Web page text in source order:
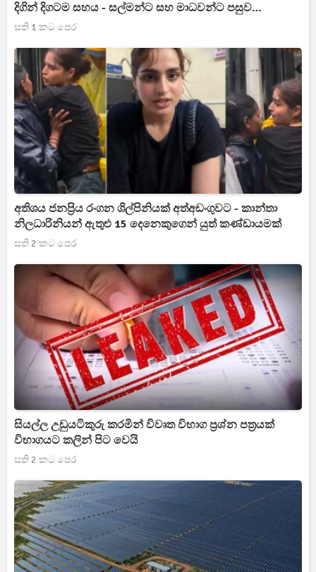
දිගින් දිගටම සහය - සල්මන්ට සහ මාධවන්ට පසුව
ආලියාගෙනුත් ප්‍රකාශයක්
සති 1 කට පෙර
අතිශය ජනප්‍රිය රංගන ශිල්පිනියක් අත්අඩංගුවට - කාන්තා
නිලධාරිනියන් ඇතුළු 15 දෙනෙකුගෙන් යුත් කණ්ඩායමක්
සති 2 කට පෙර
සියල්ල උඩුයටිකුරු කරමින් විවෘත විභාග ප්‍රශ්න පත්‍රයක්
විභාගයට කලින් පිට වෙයි
සති 2 කට පෙර